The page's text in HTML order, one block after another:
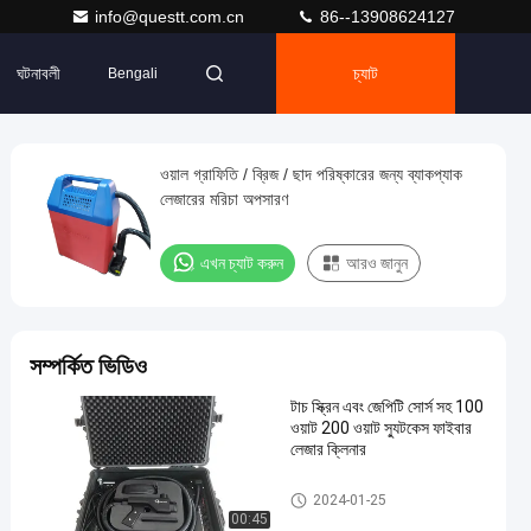
info@questt.com.cn 86--13908624127
ঘটনাবলী Bengali চ্যাট
ওয়াল গ্রাফিতি / ব্রিজ / ছাদ পরিষ্কারের জন্য ব্যাকপ্যাক
লেজারের মরিচা অপসারণ
এখন চ্যাট করুন আরও জানুন
সম্পর্কিত ভিডিও
00:45
টাচ স্ক্রিন এবং জেপিটি সোর্স সহ 100
ওয়াট 200 ওয়াট স্যুটকেস ফাইবার
লেজার ক্লিনার
লেজার ক্লিনিং মেশিন
2024-01-25